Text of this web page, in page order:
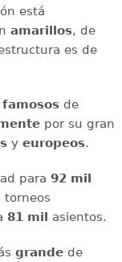
está
amarillos, de
es de
famososde
por su gran
y europeos.
para 92mil
torneos
81 mil asientos.
grandede